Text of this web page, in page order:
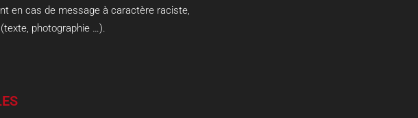
en cas de message à caractère raciste,
photographie …).